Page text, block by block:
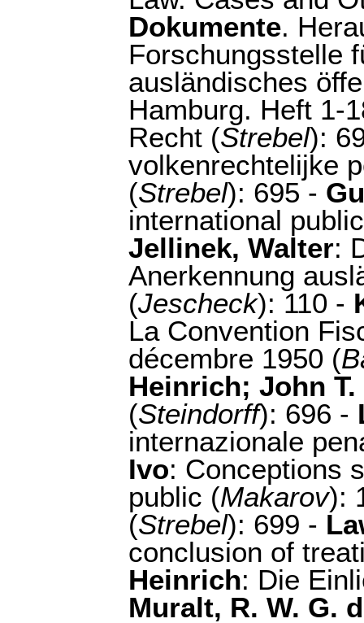
Dokumente.
Forschungsstelle
ausländisches
Hamburg. Heft 1-
Recht (Strebel):
volkenrechtelijke
(Strebel): 695 -
international
Jellinek, Walter:
Anerkennung
(Jescheck): 110 -
La Convention
décembre 1950 (
Heinrich; John
(Steindorff): 696 -
internazionale
Ivo: Conceptions
public (Makarov):
(Strebel): 699 -
conclusion of
Heinrich: Die
Muralt, R. W. G.